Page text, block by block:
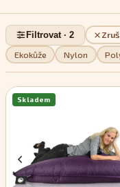
pomocí kterých je
imitující menší sedačku.
vybrat z
vzorovaných modelů,
vašeho interiéru.
Ekokůže Nylon
Filtrovat · 2
Skladem